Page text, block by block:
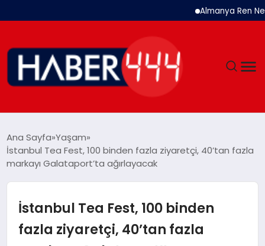
Almanya Ren
SIYASET
Ana Sayfa Yaşam
İstanbul Tea Fest, 100 binden fazla ziyaretçi, 40’tan fazla
markayı Galataport’ta ağırlayacak
İstanbul Tea Fest, 100 binden
fazla ziyaretçi, 40’tan fazla